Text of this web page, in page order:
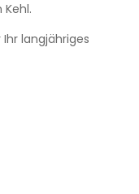
langjähriges